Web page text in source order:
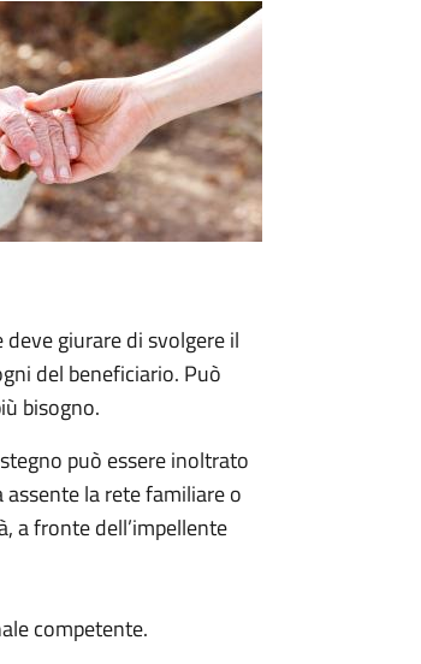
giurare di svolgere il
del beneficiario. Può
bisogno.
può essere inoltrato
la rete familiare o
a fronte dell’impellente
competente.